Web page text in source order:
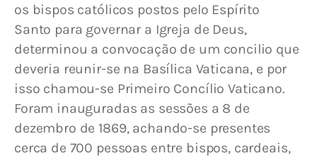
os bispos católicos postos pelo Espírito
Santo para governar a Igreja de Deus,
determinou a convocação de um concilio que
deveria reunir-se na Basílica Vaticana, e por
isso chamou-se Primeiro Concílio Vaticano.
Foram inauguradas as sessões a 8 de
dezembro de 1869, achando-se presentes
cerca de 700 pessoas entre bispos, cardeais,